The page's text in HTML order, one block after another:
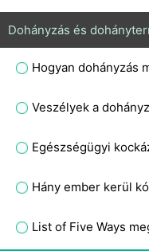
Dohányzás és
Hogyan dohányzás
Veszélyek a
Egészségügyi
Hány ember kerül